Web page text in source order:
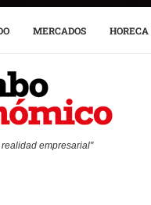
MERCADOS HORECA
empresarial"